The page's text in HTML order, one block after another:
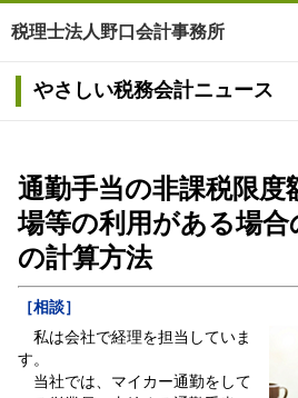
税理士法人野口会計事務所
やさしい税務会計ニュース
通勤手当の非課税限度
場等の利用がある場合
の計算方法
［相談］
私は会社で経理を担当していま
す。
当社では、マイカー通勤をして